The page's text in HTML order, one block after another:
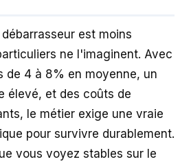
est moins
ne l'imaginent. Avec
de 4 à 8% en moyenne, un
élevé, et des coûts de
le métier exige une vraie
pour survivre durablement.
vous voyez stables sur le